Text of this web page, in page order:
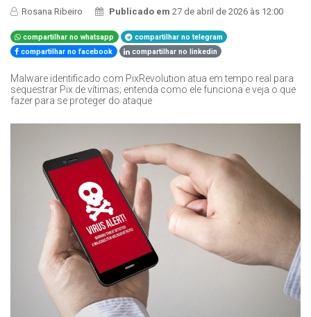
Rosana Ribeiro Publicado em27 de abril de 2026 às 12:00
compartilhar no whatsapp
compartilhar no telegram
compartilhar no facebook
compartilhar no linkedin
Malware identificado com PixRevolution atua em tempo real para
sequestrar Pix de vítimas; entenda como ele funciona e veja o que
fazer para se proteger do ataque